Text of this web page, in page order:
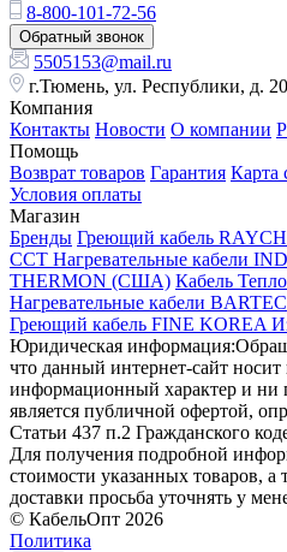
8-800-101-72-56
Обратный звонок
5505153@mail.ru
г.Тюмень, ул. Республики, д.
Компания
Контакты Новости О компании
Помощь
Возврат товаров Гарантия Карта
Условия оплаты
Магазин
Бренды Греющий кабель
ССТ Нагревательные кабели
THERMON (США) Кабель
Нагревательные кабели BARTEC
Греющий кабель FINE KOREA
Юридическая
что данный интернет-сайт
информационный характер и ни
является публичной офертой,
Статьи 437 п.2 Гражданского
Для получения подробной
стоимости указанных товаров,
доставки просьба уточнять у
© КабельОпт 2026
Политика